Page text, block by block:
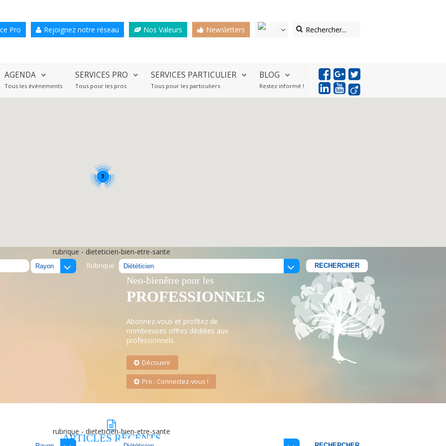
Pro Rejoignez notre réseau Nos Valeurs Newsletters
AGENDA
Tous les évènements
SERVICES PRO
Tous pour les pros
SERVICES PARTICULIER
Tous pour les particuliers
BLOG
Restez informé !
3
rubrique - dieteticien-bien-etre-sante
Rubrique :
rubrique - dieteticien-bien-etre-sante
LE RÉSEAU
Neo-bienêtre pour les
PROFESSIONNELS
Abonnez-vous et profitez de
nombreuses offres dédiées aux
professionnels.
Découvrir
Pro : Connectez-vous !
ARTICLES RÉCENTS